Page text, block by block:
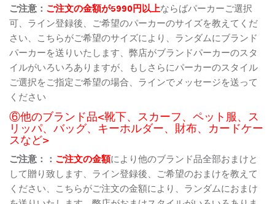
ご注意： ご注文の金額が5990円以上ならばパーカーご選択
可、ライン登録後、ご希望のパーカーのサイズを教えてくだ
さい、こちらがご希望のサイズにより、ランダムにブランド
パーカーを送りいたします、弊店がブランドパーカーのスタ
イルがいろいろありますが、もしさらにパーカーのスタイル
ご選択をご指定ご希望の場合、ラインでメッセージを送って
ください
⑥他のブランド品<靴下、スカーフ、ペット服、ス
リッパ、バッグ、キーホルダー、財布、カードケー
スなど>
ご注意：： ご注文の金額により他のブランド品全部おまけと
して贈り致します、ライン登録後、ご希望のおまけを教えて
ください、こちらがご注文の金額により、ランダムにおまけ